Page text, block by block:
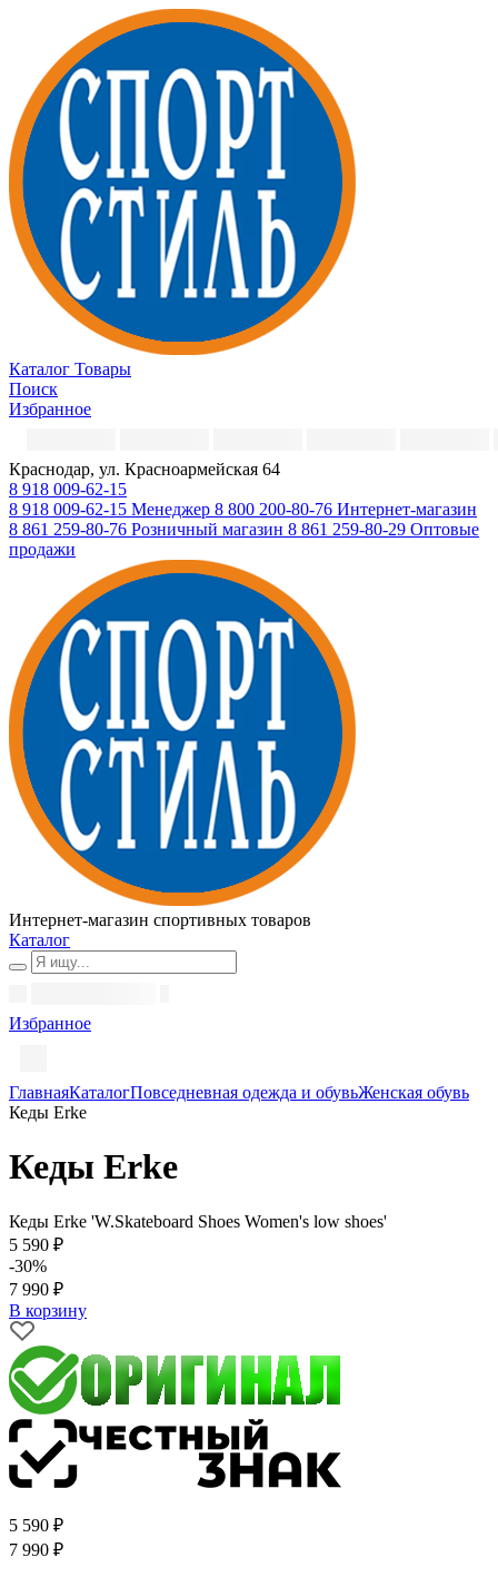
Каталог Товары
Поиск
Избранное
Краснодар, ул. Красноармейская 64
8 918 009-62-15
8 918 009-62-15 Менеджер 8 800 200-80-76 Интернет-магазин
8 861 259-80-76 Розничный магазин 8 861 259-80-29 Оптовые
продажи
Интернет-магазин спортивных товаров
Каталог
Избранное
ГлавнаяКаталогПовседневная одежда и обувьЖенская обувь
Кеды Erke
Кеды Erke
Кеды Erke 'W.Skateboard Shoes Women's low shoes'
5 590 ₽
-30%
7 990 ₽
В корзину
5 590 ₽
7 990 ₽